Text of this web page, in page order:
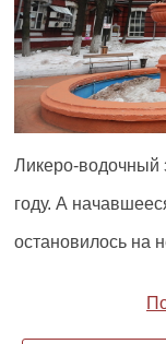
Ликеро-водочный
году. А
остановилось на